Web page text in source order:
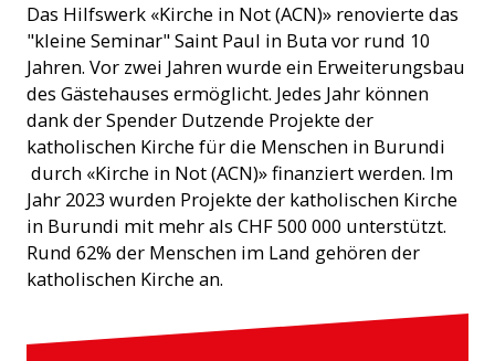
Das Hilfswerk «Kirche in Not (ACN)» renovierte das
"kleine Seminar" Saint Paul in Buta vor rund 10
Jahren. Vor zwei Jahren wurde ein Erweiterungsbau
des Gästehauses ermöglicht. Jedes Jahr können
dank der Spender Dutzende Projekte der
katholischen Kirche für die Menschen in Burundi
durch «Kirche in Not (ACN)» finanziert werden. Im
Jahr 2023 wurden Projekte der katholischen Kirche
in Burundi mit mehr als CHF 500 000 unterstützt.
Rund 62% der Menschen im Land gehören der
katholischen Kirche an.